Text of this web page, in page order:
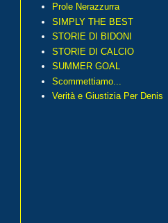
Prole Nerazzurra
SIMPLY THE BEST
STORIE DI BIDONI
STORIE DI CALCIO
SUMMER GOAL
Scommettiamo...
Verità e Giustizia Per Denis